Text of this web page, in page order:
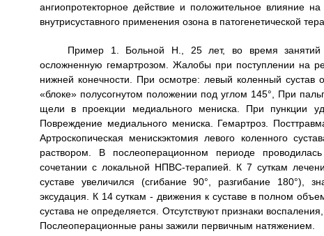
ангиопротекторное действие и положительное влияние
внутрисуставного применения озона в патогенетической
Пример 1. Больной Н., 25 лет, во время занятий
осложненную гемартрозом. Жалобы при поступлении на
нижней конечности. При осмотре: левый коленный сустав
«блоке» полусогнутом положении под углом 145°, При
щели в проекции медиального мениска. При пункции
Повреждение медиального мениска. Гемартроз.
Артроскопическая менискэктомия левого коленного
раствором. В послеоперационном периоде
сочетании с локальной НПВС-терапией. К 7 суткам
суставе увеличился (сгибание 90°, разгибание 180°),
эксудация. К 14 суткам - движения к суставе в полном
сустава не определяется. Отсутствуют признаки
Послеоперационные раны зажили первичным натяжением.